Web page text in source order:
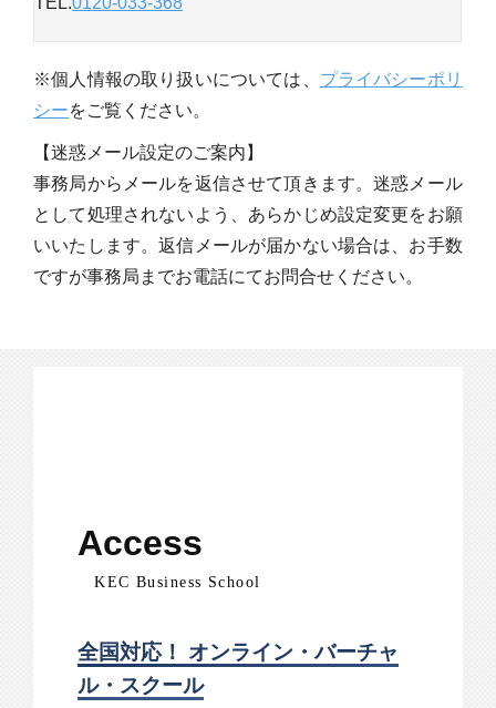
※個人情報の取り扱いについては、 プライバシーポリ
シーをご覧ください。
【迷惑メール設定のご案内】
事務局からメールを返信させて頂きます。迷惑メール
として処理されないよう、あらかじめ設定変更をお願
いいたします。返信メールが届かない場合は、お手数
ですが事務局までお電話にてお問合せください。
Access
KEC Business School
全国対応！ オンライン・バーチャ
ル・スクール